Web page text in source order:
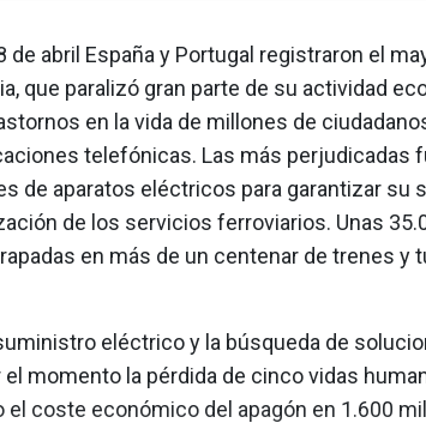
de abril España y Portugal registraron el
que paralizó gran parte de su actividad
en la vida de millones de
telefónicas. Las más perjudicadas
de aparatos eléctricos para garantizar su
de los servicios ferroviarios. Unas
en más de un centenar de trenes y
eléctrico y la búsqueda de
momento la pérdida de cinco vidas
el coste económico del apagón en 1.600